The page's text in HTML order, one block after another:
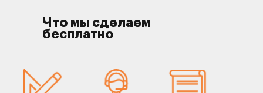
Что мы сделаем
бесплатно